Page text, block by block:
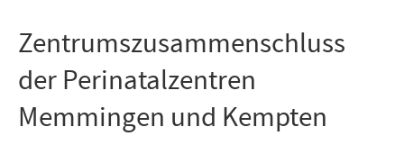
Zentrumszusammenschluss
der Perinatalzentren
Memmingen und Kempten